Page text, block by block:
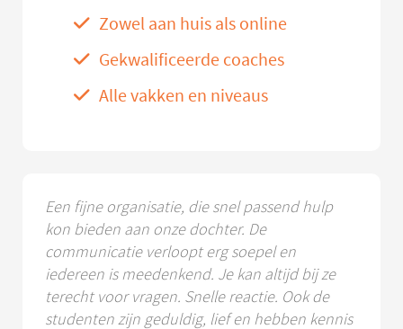
Zowel aan huis als online
Gekwalificeerde coaches
Alle vakken en niveaus
Een fijne organisatie, die snel passend hulp
kon bieden aan onze dochter. De
communicatie verloopt erg soepel en
iedereen is meedenkend. Je kan altijd bij ze
terecht voor vragen. Snelle reactie. Ook de
studenten zijn geduldig, lief en hebben kennis